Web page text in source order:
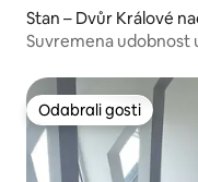
Stan – Dvůr Králové
Suvremena udobnost
Odabrali gosti
Odabrali gosti